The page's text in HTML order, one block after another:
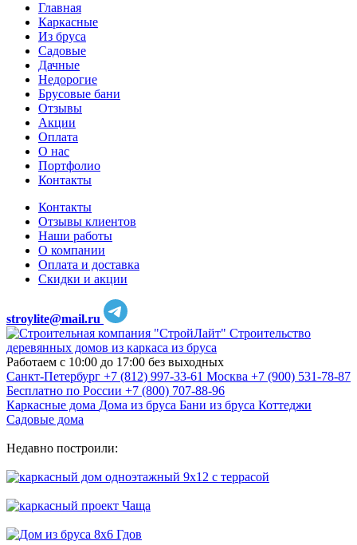
Главная
Каркасные
Из бруса
Садовые
Дачные
Недорогие
Брусовые бани
Отзывы
Акции
Оплата
О нас
Портфолио
Контакты
Контакты
Отзывы клиентов
Наши работы
О компании
Оплата и доставка
Скидки и акции
stroylite@mail.ru
Строительство
деревянных домов из каркаса из бруса
Работаем с 10:00 до 17:00 без выходных
Санкт-Петербург +7 (812) 997-33-61 Москва +7 (900) 531-78-87
Бесплатно по России +7 (800) 707-88-96
Каркасные дома Дома из бруса Бани из бруса Коттеджи
Садовые дома
Недавно построили: